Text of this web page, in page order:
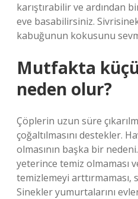
karıştırabilir ve ardından
eve basabilirsiniz.
kabuğunun kokusunu
Mutfakta
neden olur?
Çöplerin uzun süre
çoğaltılmasını destekler.
olmasının başka bir
yeterince temiz olmaması
temizlemeyi arttırmaması,
Sinekler yumurtalarını